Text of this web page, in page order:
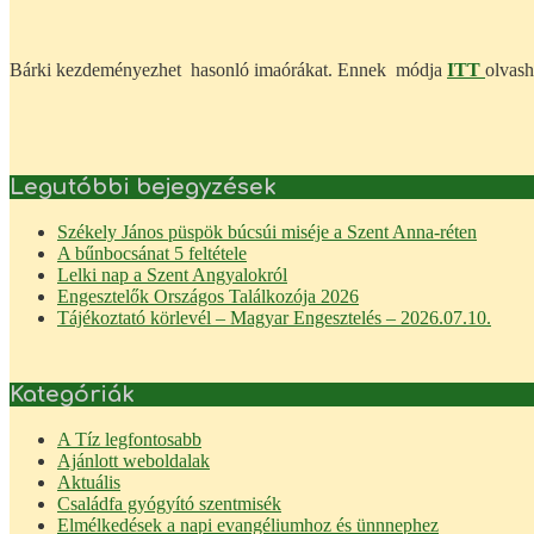
Bárki kezdeményezhet hasonló imaórákat. Ennek módja ITT
Legutóbbi bejegyzések
Székely János püspök búcsúi miséje a Szent Anna-réten
A bűnbocsánat 5 feltétele
Lelki nap a Szent Angyalokról
Engesztelők Országos Találkozója 2026
Tájékoztató körlevél – Magyar Engesztelés – 2026.07.10.
Kategóriák
A Tíz legfontosabb
Ajánlott weboldalak
Aktuális
Családfa gyógyító szentmisék
Elmélkedések a napi evangéliumhoz és ünnnephez